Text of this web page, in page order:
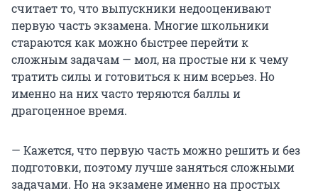
считает то, что выпускники недооценивают
первую часть экзамена. Многие школьники
стараются как можно быстрее перейти к
сложным задачам — мол, на простые ни к чему
тратить силы и готовиться к ним всерьез. Но
именно на них часто теряются баллы и
драгоценное время.
— Кажется, что первую часть можно решить и без
подготовки, поэтому лучше заняться сложными
задачами. Но на экзамене именно на простых